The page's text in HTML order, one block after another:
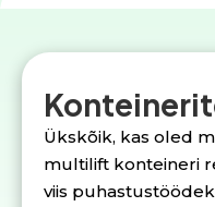
Ükskõik, kas oled
multilift konteineri
viis